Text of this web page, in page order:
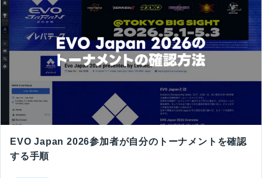
EVO Japan 2026参加者が自分のトーナメントを確認
する手順